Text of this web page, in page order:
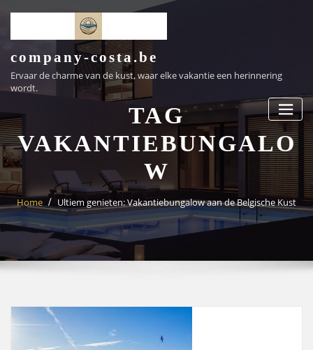
inhoud
company-costa.be
Ervaar de charme van de kust, waar elke vakantie een herinnering
wordt.
TAG
VAKANTIEBUNGALO
W
Home Ultiem genieten: Vakantiebungalow aan de Belgische Kust